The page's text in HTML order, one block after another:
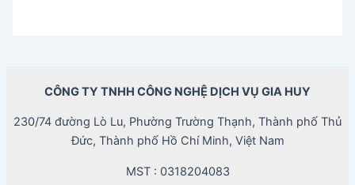
CÔNG TY TNHH CÔNG NGHỆ DỊCH VỤ GIA HUY
230/74 đường Lò Lu, Phường Trường Thạnh, Thành phố Thủ
Đức, Thành phố Hồ Chí Minh, Việt Nam
MST : 0318204083